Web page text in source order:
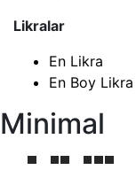
Likralar
En Likra
En Boy Likra
Minimal